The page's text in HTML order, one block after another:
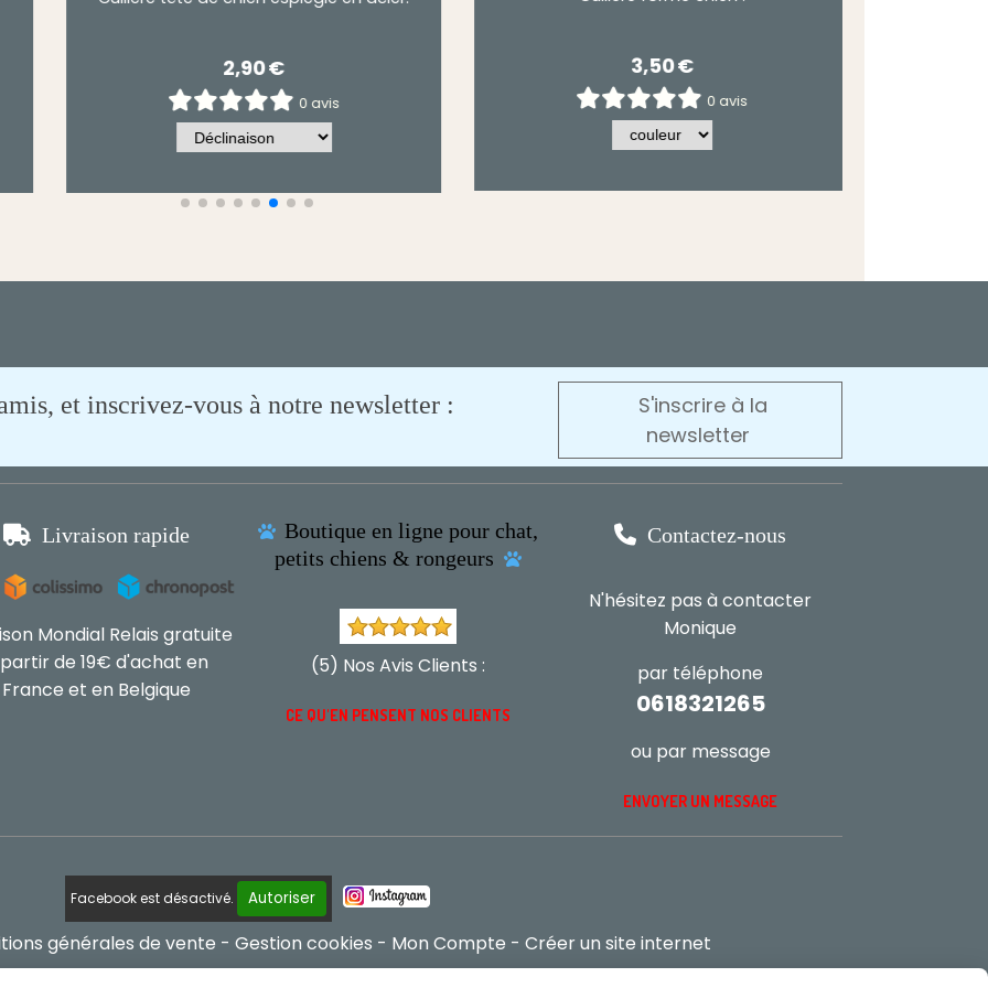
3,50€
0 avis
2,90€
0 avis
et inscrivez-vous à notre newsletter :
S'inscrire à la
newsletter
 Livraison rapide
Mondial Relais gratuite
de 19€ d'achat en
France et en Belgique
 Boutique en ligne pour chat,
petits chiens & rongeurs

(5) Nos Avis Clients :
CE QU'EN PENSENT NOS CLIENTS
 Contactez-nous
N'hésitez pas à contacter
Monique
par téléphone
0618321265
ou par message
ENVOYER UN MESSAGE
Facebook est désactivé. Autoriser
générales de vente Gestion cookies Mon Compte Créer un site internet